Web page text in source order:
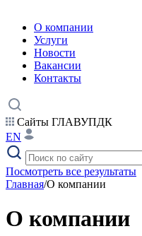
О компании
Услуги
Новости
Вакансии
Контакты
Сайты ГЛАВУПДК
EN
Посмотреть все результаты
Главная/О компании
О компании